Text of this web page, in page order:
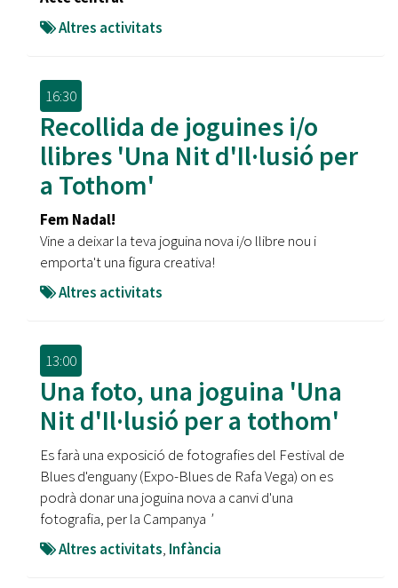
Altres activitats
16:30
Recollida de joguines i/o
llibres 'Una Nit d'Il·lusió per
a Tothom'
Fem Nadal!
Vine a deixar la teva joguina nova i/o llibre nou i
emporta't una figura creativa!
Altres activitats
13:00
Una foto, una joguina 'Una
Nit d'Il·lusió per a tothom'
Es farà una exposició de fotografies del Festival de
Blues d'enguany (Expo-Blues de Rafa Vega) on es
podrà donar una joguina nova a canvi d'una
fotografia, per la Campanya '
Altres activitats, Infància